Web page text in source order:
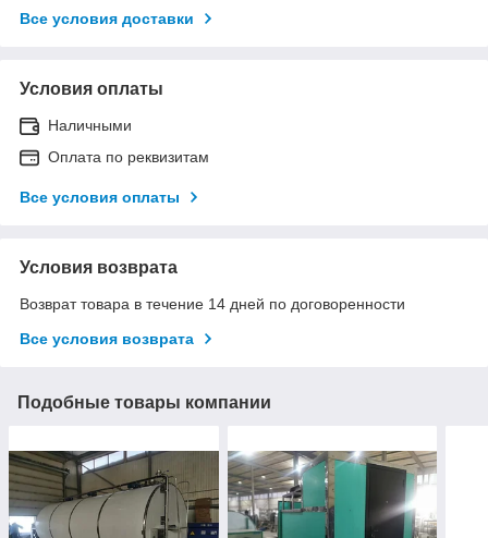
Все условия доставки
Условия оплаты
Наличными
Оплата по реквизитам
Все условия оплаты
Условия возврата
Возврат товара в течение 14 дней по договоренности
Все условия возврата
Подобные товары компании